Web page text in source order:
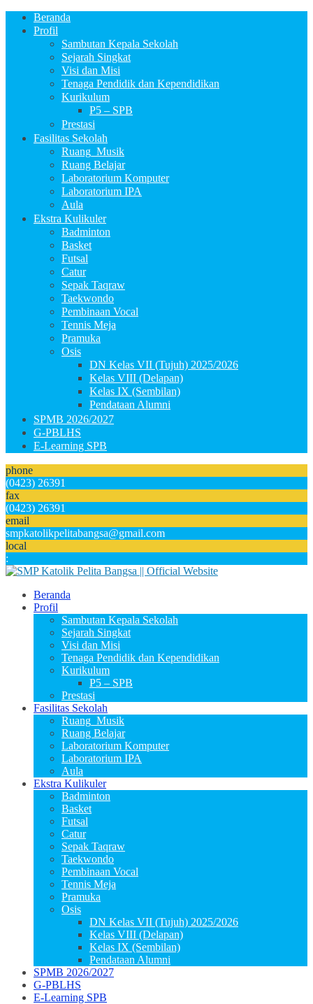
Beranda
Profil
Sambutan Kepala Sekolah
Sejarah Singkat
Visi dan Misi
Tenaga Pendidik dan Kependidikan
Kurikulum
P5 – SPB
Prestasi
Fasilitas Sekolah
Ruang_Musik
Ruang Belajar
Laboratorium Komputer
Laboratorium IPA
Aula
Ekstra Kulikuler
Badminton
Basket
Futsal
Catur
Sepak Taqraw
Taekwondo
Pembinaan Vocal
Tennis Meja
Pramuka
Osis
DN Kelas VII (Tujuh) 2025/2026
Kelas VIII (Delapan)
Kelas IX (Sembilan)
Pendataan Alumni
SPMB 2026/2027
G-PBLHS
E-Learning SPB
phone
(0423) 26391
fax
(0423) 26391
email
smpkatolikpelitabangsa@gmail.com
local
:
Beranda
Profil
Sambutan Kepala Sekolah
Sejarah Singkat
Visi dan Misi
Tenaga Pendidik dan Kependidikan
Kurikulum
P5 – SPB
Prestasi
Fasilitas Sekolah
Ruang_Musik
Ruang Belajar
Laboratorium Komputer
Laboratorium IPA
Aula
Ekstra Kulikuler
Badminton
Basket
Futsal
Catur
Sepak Taqraw
Taekwondo
Pembinaan Vocal
Tennis Meja
Pramuka
Osis
DN Kelas VII (Tujuh) 2025/2026
Kelas VIII (Delapan)
Kelas IX (Sembilan)
Pendataan Alumni
SPMB 2026/2027
G-PBLHS
E-Learning SPB